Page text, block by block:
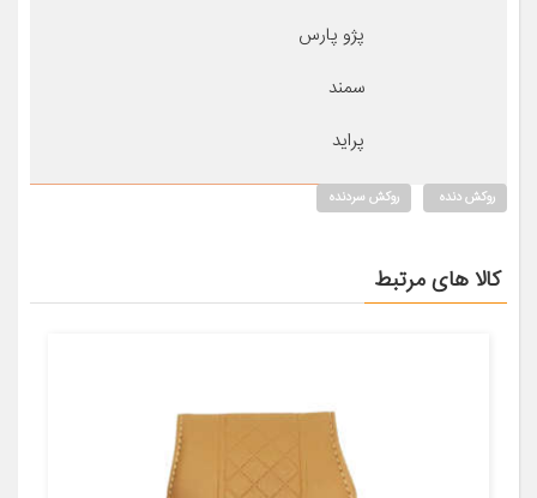
پژو پارس
سمند
پراید
روکش دنده روکش سردنده
کالا های مرتبط